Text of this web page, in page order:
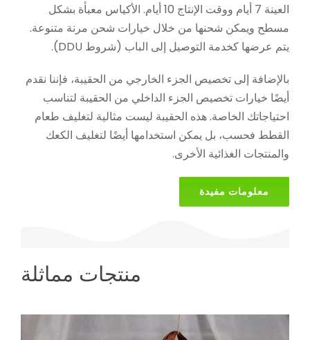
العينة 7 أيام ووقت الإنتاج 10 أيام. الأكياس معبأة بشكل
مسطح ويمكن شحنها من خلال خيارات شحن مرنة متنوعة.
يتم عرضها كخدمة التوصيل إلى الباب (شروط DDU).
بالإضافة إلى تخصيص الجزء الخارجي من الحقيبة، فإننا نقدم
أيضًا خيارات تخصيص الجزء الداخلي من الحقيبة لتناسب
احتياجاتك الخاصة. هذه الحقيبة ليست مثالية لتغليف طعام
القطط فحسب، بل يمكن استخدامها أيضًا لتغليف الكعك
والمنتجات الغذائية الأخرى.
معلومات مفيدة
منتجات مماثلة